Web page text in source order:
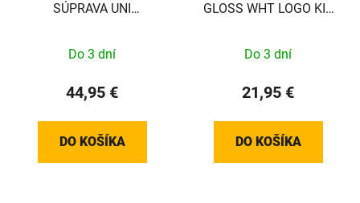
SÚPRAVA UNI
Do 3 dní
44,95 €
DO KOŠÍKA
GLOSS WHT LOGO KIT
Do 3 dní
21,95 €
DO KOŠÍKA